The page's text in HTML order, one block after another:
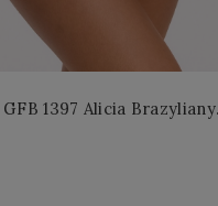
1397 Alicia Brazyliany